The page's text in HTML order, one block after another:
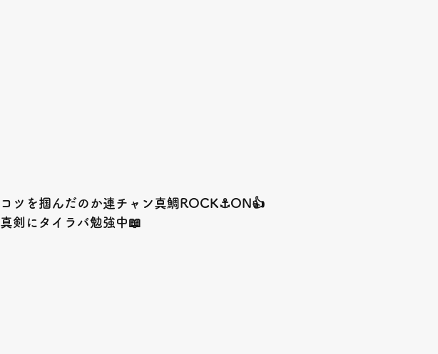
コツを掴んだのか連チャン真鯛ROCK⚓️ON👍
真剣にタイラバ勉強中📖